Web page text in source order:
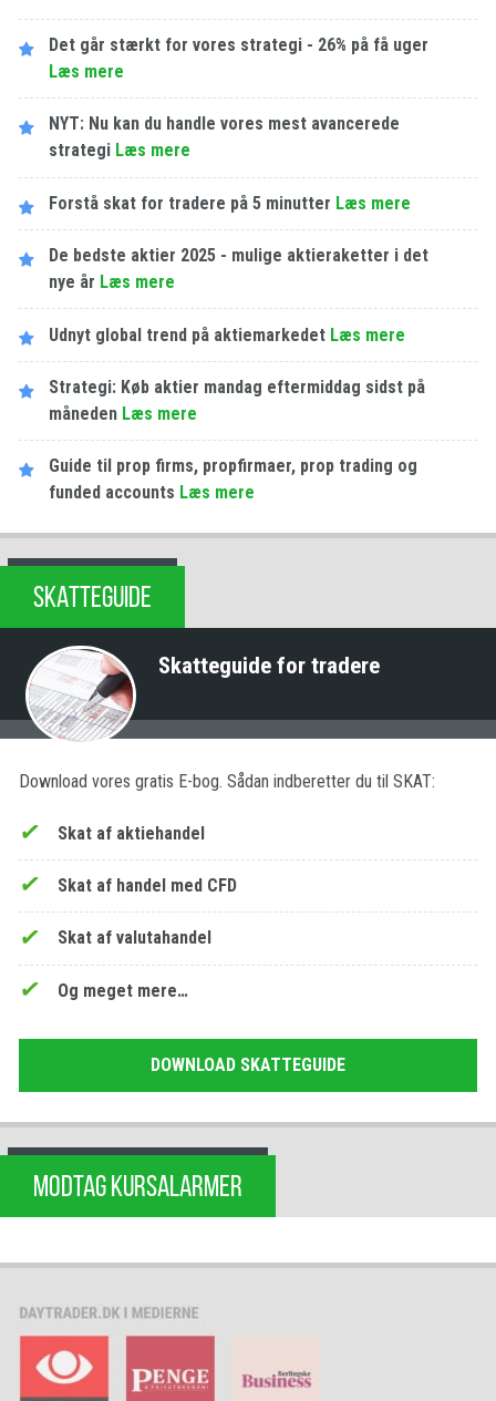
Det går stærkt for vores strategi - 26% på få uger
Læs mere
NYT: Nu kan du handle vores mest avancerede
strategi Læs mere
Forstå skat for tradere på 5 minutter Læs mere
De bedste aktier 2025 - mulige aktieraketter i det
nye år Læs mere
Udnyt global trend på aktiemarkedet Læs mere
Strategi: Køb aktier mandag eftermiddag sidst på
måneden Læs mere
Guide til prop firms, propfirmaer, prop trading og
funded accounts Læs mere
SKATTEGUIDE
Skatteguide for tradere
Download vores gratis E-bog. Sådan indberetter du til SKAT:
Skat af aktiehandel
Skat af handel med CFD
Skat af valutahandel
Og meget mere…
DOWNLOAD SKATTEGUIDE
MODTAG KURSALARMER